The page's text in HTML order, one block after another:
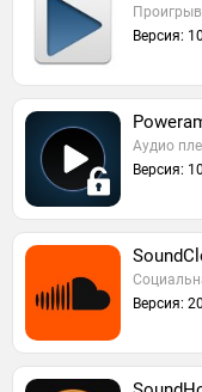
Версия:
Аудио
Версия:
Версия: